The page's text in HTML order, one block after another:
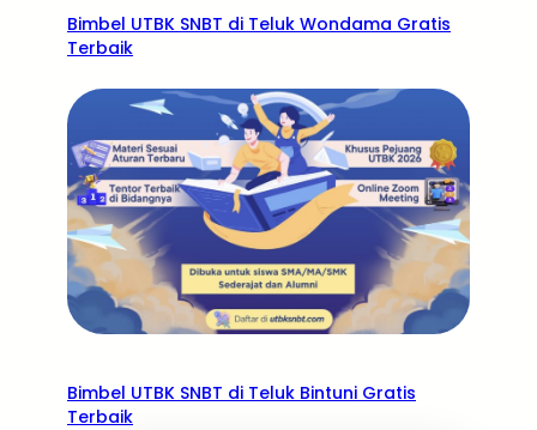
Bimbel UTBK SNBT di Teluk Wondama Gratis
Terbaik
Bimbel UTBK SNBT di Teluk Bintuni Gratis
Terbaik